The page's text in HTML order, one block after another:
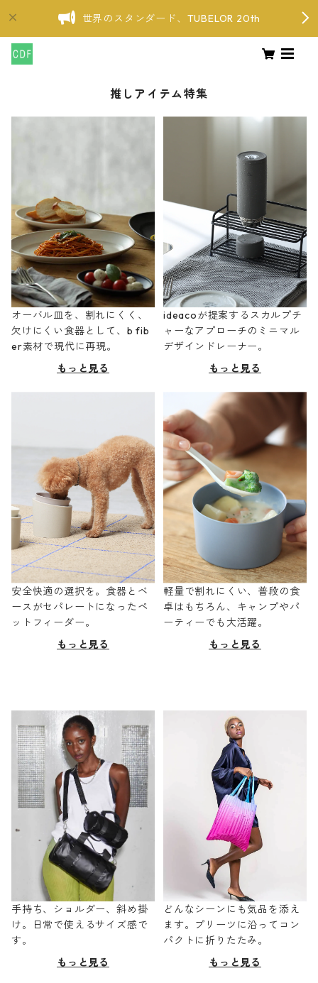
世界のスタンダード、TUBELOR 20th
推しアイテム特集
オーバル皿を、割れにくく、
欠けにくい食器として、b fib
er素材で現代に再現。
もっと見る
ideacoが提案するスカルプチ
ャーなアプローチのミニマル
デザインドレーナー。
もっと見る
安全快適の選択を。食器とベ
ースがセパレートになったペ
ットフィーダー。
もっと見る
軽量で割れにくい、普段の食
卓はもちろん、キャンプやパ
ーティーでも大活躍。
もっと見る
手持ち、ショルダー、斜め掛
け。日常で使えるサイズ感で
す。
もっと見る
どんなシーンにも気品を添え
ます。プリーツに沿ってコン
パクトに折りたたみ。
もっと見る